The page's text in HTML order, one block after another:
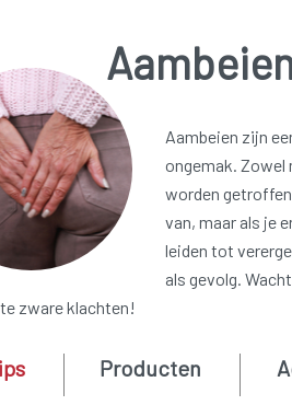
Aambeien zijn
ongemak. Zowel
worden
van, maar als je
leiden tot
als gevolg.
zware klachten!
Producten